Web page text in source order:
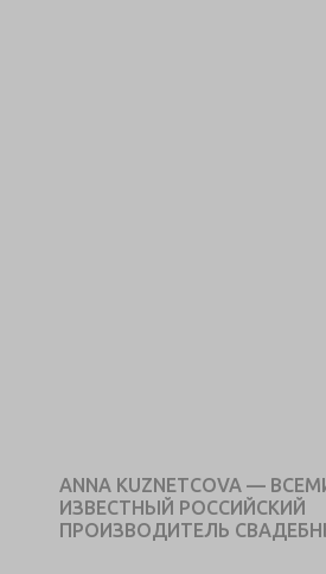
ANNA KUZNETCOVA —
ИЗВЕСТНЫЙ РОССИЙСКИЙ
ПРОИЗВОДИТЕЛЬ